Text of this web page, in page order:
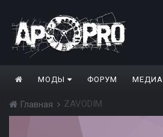
МОДЫ ФОРУМ МЕДИА
Главная ZAVODIM